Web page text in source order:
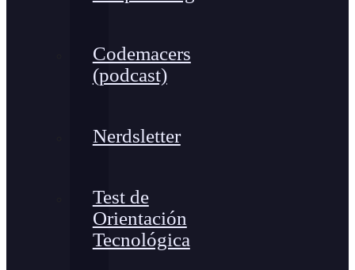
Codemacers
(podcast)
Nerdsletter
Test de
Orientación
Tecnológica